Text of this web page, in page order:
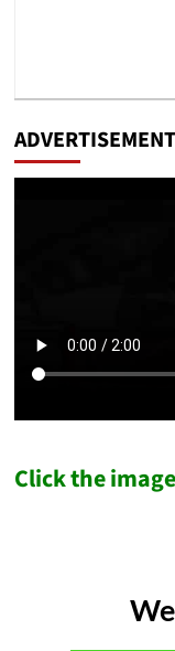
ADVERTISEMENT
Click the